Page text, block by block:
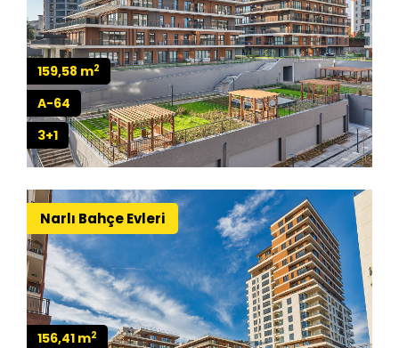
159,58 m2
A-64
3+1
Narlı Bahçe Evleri
156,41 m2